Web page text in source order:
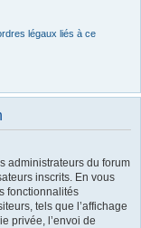
légaux liés à ce
administrateurs du forum
inscrits. En vous
fonctionnalités
tels que l’affichage
privée, l’envoi de